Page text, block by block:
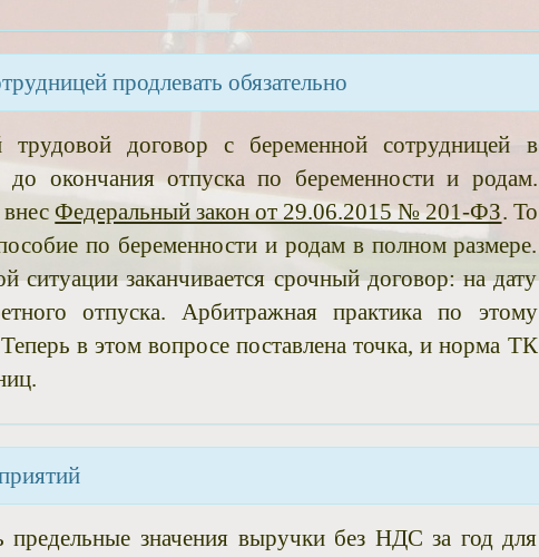
продлевать обязательно
договор с беременной сотрудницей в
до окончания отпуска по беременности и родам.
Федеральный закон от 29.06.2015 № 201-ФЗ. То
по беременности и родам в полном размере.
ситуации заканчивается срочный договор: на дату
отпуска. Арбитражная практика по этому
в этом вопросе поставлена точка, и норма ТК
значения выручки без НДС за год для